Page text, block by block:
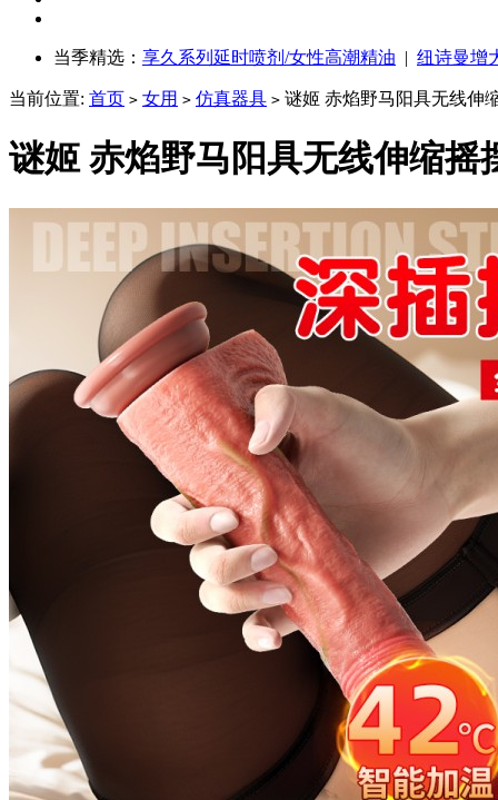
当季精选： 享久系列延时喷剂/女性高潮精油 | 纽诗曼增
当前位置: 首页 > 女用 > 仿真器具 > 谜姬 赤焰野马阳具无线伸
谜姬 赤焰野马阳具无线伸缩摇